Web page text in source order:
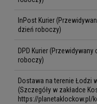
InPost Kurier
dzień roboczy)
DPD Kurier (Przewidywany
roboczy)
Dostawa na terenie Łodzi
(Szczegóły w zakładce
https://planetaklockow.pl/